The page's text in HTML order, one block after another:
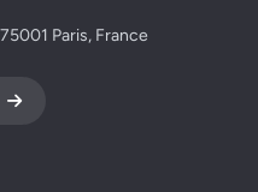
Paris, France